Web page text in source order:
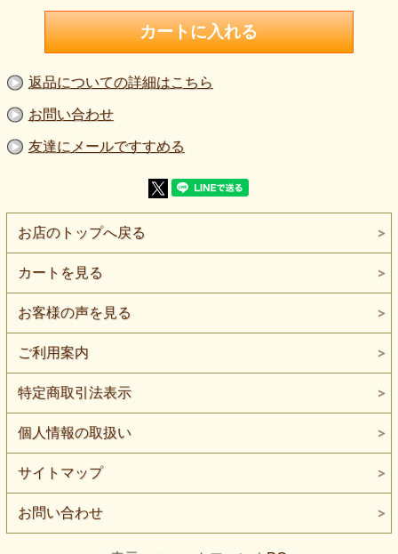
・190cmの広幅で、大人服や舞台衣装など大きなパーツの裁
断にも便利です。
・黒よりもやわらかな濃い茶が、装いを引き締めながら深み
を作ります。
【品 番】m1586
【商品名】2WAYハイテンショントリコットニット生地 濃い
茶（再入荷）
【価 格】250円＋消費税
【素 材】ナイロン：85％、ポリウレタン：15％
【生地幅】190cm巾
【生地の伸び】タテ・ヨコにバランスよく伸びます
タテ・ヨコにバランスよく伸びる、2WAYハイテンショント
リコットニットです。
身体の動きになじみやすく、パンツやスカートなどの日常着
から、動きを伴う舞台衣装まで幅広くご検討いただけます。
色は、黒にひとさじ赤みを溶かしたような深い茶色です。
遠目には黒にも見える落ち着きがありますが、光の当たり方
によって茶の色味が現れます。黒一色ほど硬く見えず、ベー
ジュや生成りなどの明るい色とも合わせられます。
表面は比較的なめらかで、わずかな光沢があります。
強い光沢を主役にする生地ではありませんが、光の向きやド
厚みは普通地です。
薄手のインナー用ニットとは異なる厚みがあり、パンツ、ス
カート、ワンピース、チュニックなどにご検討いただけま
す。厚手の防寒生地ではないため、季節や着用方法に応じて
インナーや裏地をご検討ください。
パンツでは、ストレート、テーパード、ややゆとりのあるワ
イドパンツなどに。
スカートやワンピースでは、生地の動きとドレープによって
返品についての詳細はこちら
お問い合わせ
友達にメールですすめる
お店のトップへ戻る
カートを見る
お客様の声を見る
ご利用案内
特定商取引法表示
個人情報の取扱い
サイトマップ
お問い合わせ